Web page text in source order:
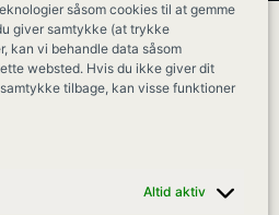
såsom cookies til at gemme
giver samtykke (at trykke
kan vi behandle data såsom
websted. Hvis du ikke giver dit
tilbage, kan visse funktioner
Altid aktiv